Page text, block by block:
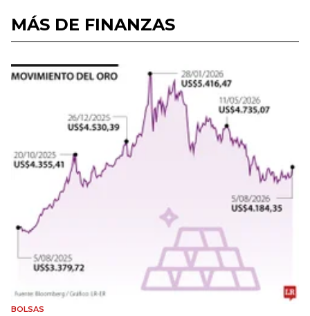
MÁS DE FINANZAS
BOLSAS